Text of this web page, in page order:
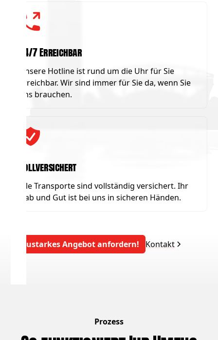
24/7 Erreichbar
Unsere Hotline ist rund um die Uhr für Sie
erreichbar. Wir sind immer für Sie da, wenn Sie
uns brauchen.
Vollversichert
Alle Transporte sind vollständig versichert. Ihr
Hab und Gut ist bei uns in sicheren Händen.
Saustarkes Angebot anfordern! Kontakt
Prozess